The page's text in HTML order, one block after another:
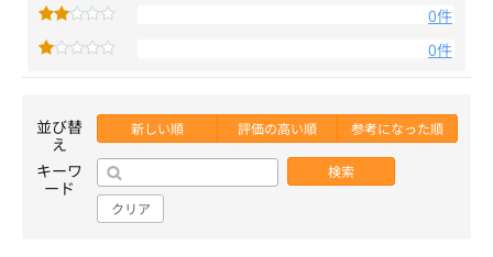
0件
0件
並び替
え
新しい順 評価の高い順 参考になった順
キーワ
ード
検索
クリア